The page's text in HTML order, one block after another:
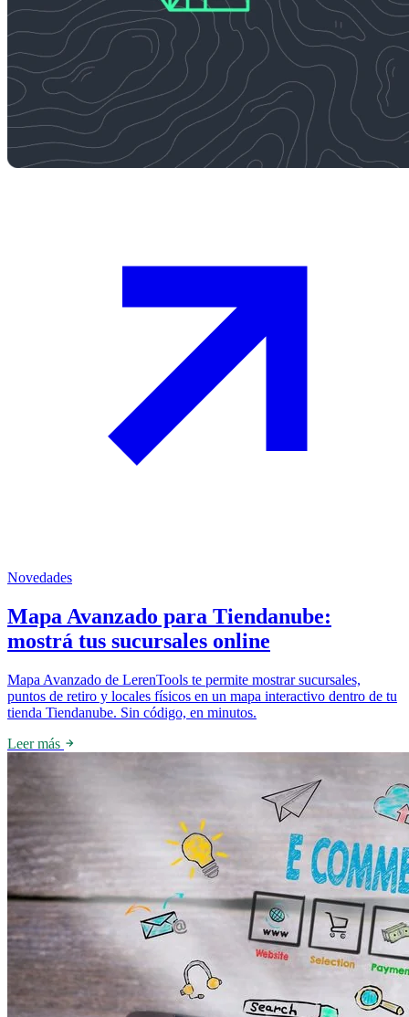
Novedades
Mapa Avanzado para Tiendanube:
mostrá tus sucursales online
Mapa Avanzado de LerenTools te permite mostrar sucursales,
puntos de retiro y locales físicos en un mapa interactivo dentro de tu
tienda Tiendanube. Sin código, en minutos.
Leer más